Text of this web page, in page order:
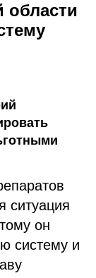
области
ситуация
он
систему и